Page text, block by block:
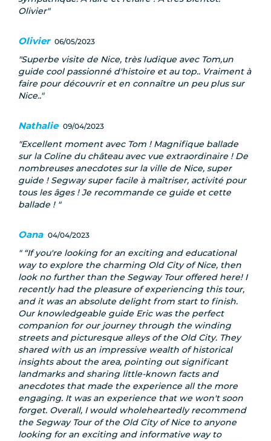
Olivier
Olivier 06/05/2023
Superbe visite de Nice, très ludique avec Tom,un
guide cool passionné d'histoire et au top.. Vraiment à
faire pour découvrir et en connaître un peu plus sur
Nice..
Nathalie 09/04/2023
Excellent moment avec Tom ! Magnifique ballade
sur la Coline du château avec vue extraordinaire ! De
nombreuses anecdotes sur la ville de Nice, super
guide ! Segway super facile à maîtriser, activité pour
tous les âges ! Je recommande ce guide et cette
ballade !
Oana 04/04/2023
“If you're looking for an exciting and educational
way to explore the charming Old City of Nice, then
look no further than the Segway Tour offered here! I
recently had the pleasure of experiencing this tour,
and it was an absolute delight from start to finish.
Our knowledgeable guide Eric was the perfect
companion for our journey through the winding
streets and picturesque alleys of the Old City. They
shared with us an impressive wealth of historical
insights about the area, pointing out significant
landmarks and sharing little-known facts and
anecdotes that made the experience all the more
engaging. It was an experience that we won't soon
forget. Overall, I would wholeheartedly recommend
the Segway Tour of the Old City of Nice to anyone
looking for an exciting and informative way to